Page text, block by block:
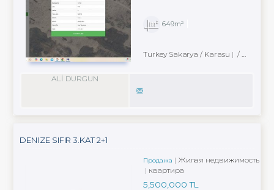
649m²
Turkey Sakarya / Karasu / Yeni Mah.
ALİ DURGUN
DENİZE SIFIR 3.KAT 2+1
Продажа
Жилая недвижимость
квартира
5,500,000 TL